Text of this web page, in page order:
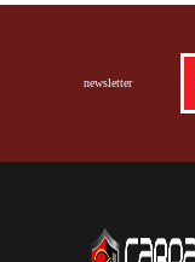
newsletter